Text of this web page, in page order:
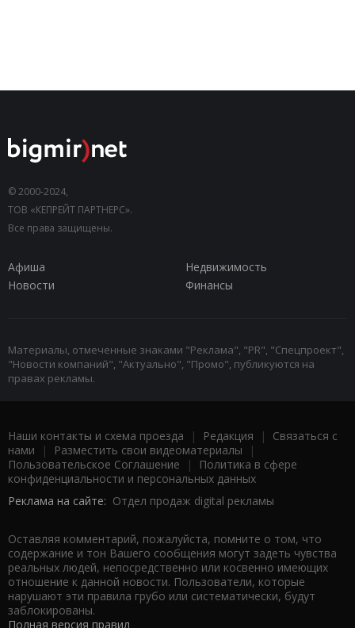
© 2000-2024,
ТОВ «КЕПРЕЙТ ПАРТНЕРС».
Все права защищены.
Афиша
Недвижимость
Новости
Финансы
Материалы, отмеченные знаками "Реклама", "PR", "Спецпроект",
"Новости компаний", "Актуально", "Промо", публикуются на
правах рекламы.
Наши контакты и схема проезда | Редакция | Связаться с
нами | Разместить свои видеоматериалы |
Пользовательское Соглашение |
Политика в сфере
конфиденциальности и персональных данных
Реклама на сайте: Отдел продаж digital рекламы
Оставляя комментарий, пожалуйста, помните о том, что
содержание и тон Вашего сообщения могут задеть чувства
реальных людей, непосредственно или косвенно имеющих
отношение к данной новости. Пользователи, которые
нарушают эти правила грубо или систематически, будут
заблокированы.
Полная версия правил